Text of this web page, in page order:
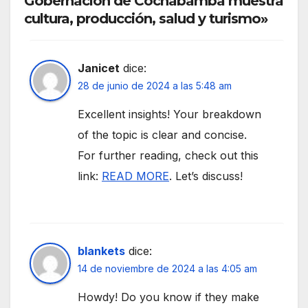
cultura, producción, salud y turismo»
Janicet dice:
28 de junio de 2024 a las 5:48 am
Excellent insights! Your breakdown
of the topic is clear and concise.
For further reading, check out this
link: READ MORE. Let’s discuss!
blankets dice:
14 de noviembre de 2024 a las 4:05 am
Howdy! Do you know if they make